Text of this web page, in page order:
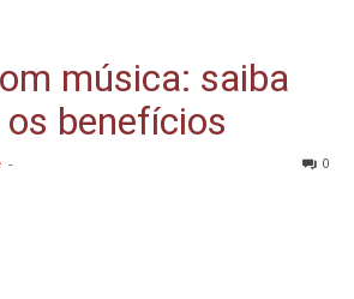
música: saiba
benefícios
- 0